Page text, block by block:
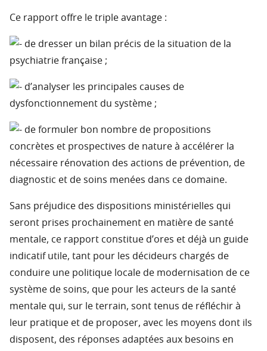
Ce rapport offre le triple avantage :
de dresser un bilan précis de la situation de la
psychiatrie française ;
d’analyser les principales causes de
dysfonctionnement du système ;
de formuler bon nombre de propositions
concrètes et prospectives de nature à accélérer la
nécessaire rénovation des actions de prévention, de
diagnostic et de soins menées dans ce domaine.
Sans préjudice des dispositions ministérielles qui
seront prises prochainement en matière de santé
mentale, ce rapport constitue d’ores et déjà un guide
indicatif utile, tant pour les décideurs chargés de
conduire une politique locale de modernisation de ce
système de soins, que pour les acteurs de la santé
mentale qui, sur le terrain, sont tenus de réfléchir à
leur pratique et de proposer, avec les moyens dont ils
disposent, des réponses adaptées aux besoins en